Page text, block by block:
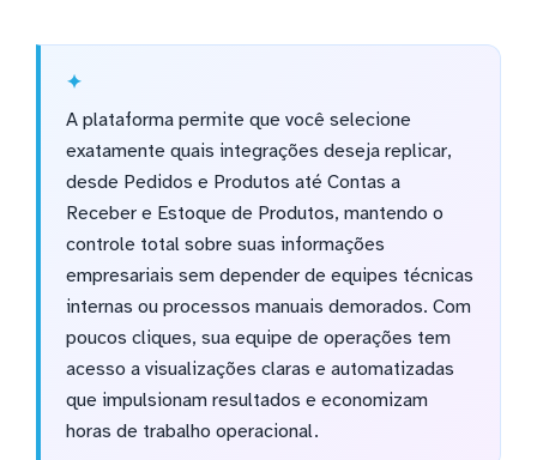
A plataforma permite que você selecione
exatamente quais integrações deseja replicar,
desde Pedidos e Produtos até Contas a
Receber e Estoque de Produtos, mantendo o
controle total sobre suas informações
empresariais sem depender de equipes técnicas
internas ou processos manuais demorados. Com
poucos cliques, sua equipe de operações tem
acesso a visualizações claras e automatizadas
que impulsionam resultados e economizam
horas de trabalho operacional.